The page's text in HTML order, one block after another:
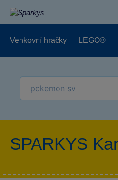
Venkovní hračky LEGO®
SPARKYS